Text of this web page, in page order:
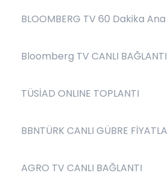
BLOOMBERG TV 60 Dakika
Bloomberg TV CANLI BAĞLANTI
TÜSİAD ONLINE TOPLANTI
BBNTÜRK CANLI GÜBRE
AGRO TV CANLI BAĞLANTI